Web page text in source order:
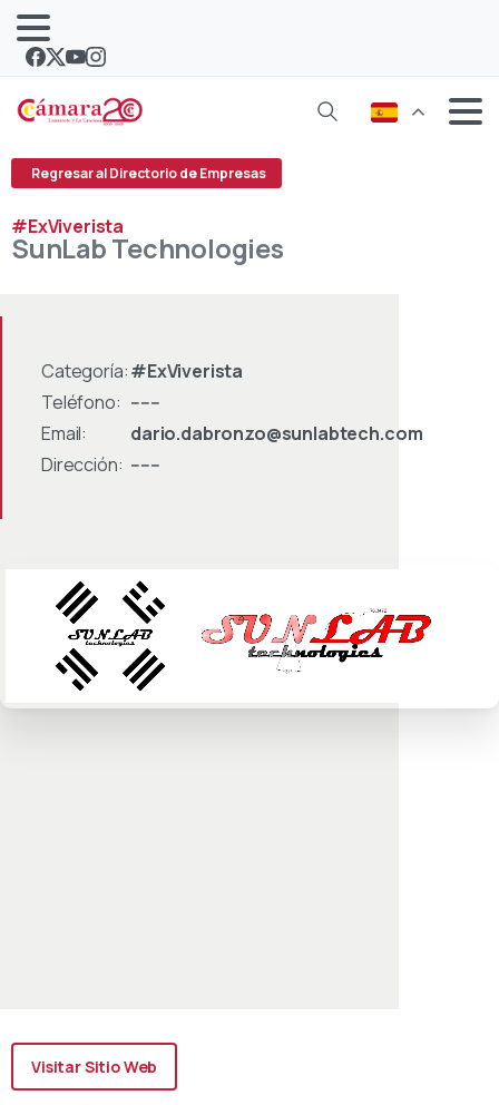
Regresar al Directorio de Empresas
#ExViverista
SunLabTechnologies
Categoría:#ExViverista
Teléfono: ------
Email:
dario.dabronzo@sunlabtech.com
Dirección: ------
Visitar Sitio Web